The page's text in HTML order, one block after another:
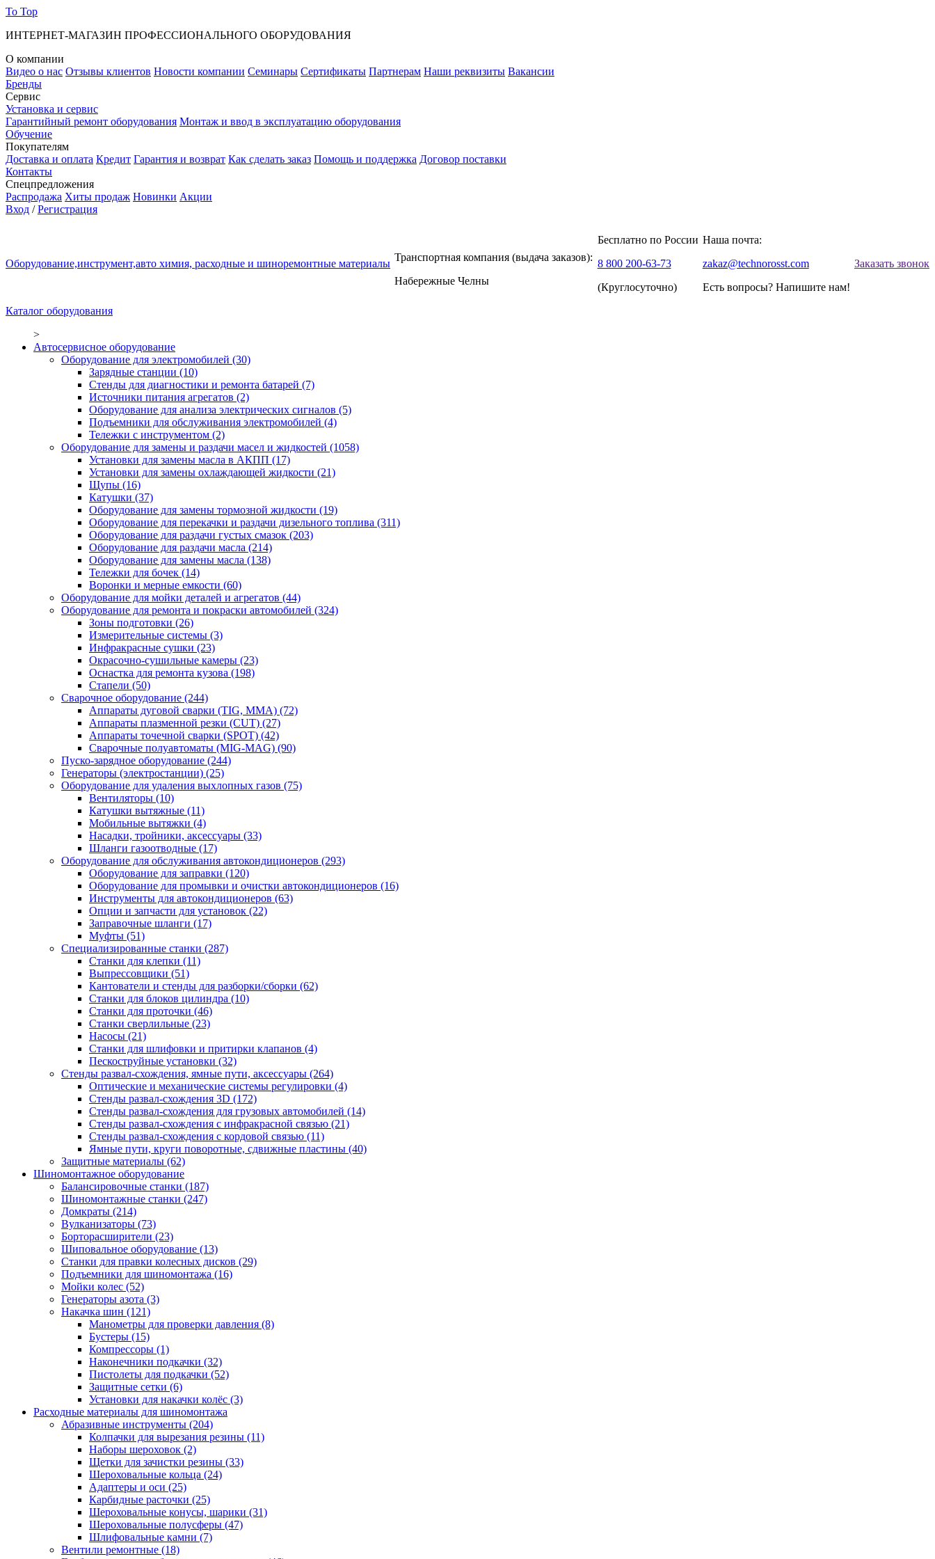
To Top
ИНТЕРНЕТ-МАГАЗИН ПРОФЕССИОНАЛЬНОГО ОБОРУДОВАНИЯ
О компании
Видео о нас Отзывы клиентов Новости компании Семинары Сертификаты Партнерам Наши реквизиты Вакансии
Бренды
Сервис
Установка и сервис
Гарантийный ремонт оборудования Монтаж и ввод в эксплуатацию оборудования
Обучение
Покупателям
Доставка и оплата Кредит Гарантия и возврат Как сделать заказ Помощь и поддержка Договор поставки
Контакты
Спецпредложения
Распродажа Хиты продаж Новинки Акции
Вход /Регистрация
Оборудование,инструмент,авто химия, расходные и шиноремонтные материалы
Транспортная компания (выдача заказов):
Набережные Челны
Бесплатно по России
8 800 200-63-73
(Круглосуточно)
Наша почта:
zakaz@technorosst.com
Есть вопросы? Напишите нам!
Заказать звонок
Каталог оборудования
>
Автосервисное оборудование
Оборудование для электромобилей (30)
Зарядные станции (10)
Стенды для диагностики и ремонта батарей (7)
Источники питания агрегатов (2)
Оборудование для анализа электрических сигналов (5)
Подъемники для обслуживания электромобилей (4)
Тележки с инструментом (2)
Оборудование для замены и раздачи масел и жидкостей (1058)
Установки для замены масла в АКПП (17)
Установки для замены охлаждающей жидкости (21)
Щупы (16)
Катушки (37)
Оборудование для замены тормозной жидкости (19)
Оборудование для перекачки и раздачи дизельного топлива (311)
Оборудование для раздачи густых смазок (203)
Оборудование для раздачи масла (214)
Оборудование для замены масла (138)
Тележки для бочек (14)
Воронки и мерные емкости (60)
Оборудование для мойки деталей и агрегатов (44)
Оборудование для ремонта и покраски автомобилей (324)
Зоны подготовки (26)
Измерительные системы (3)
Инфракрасные сушки (23)
Окрасочно-сушильные камеры (23)
Оснастка для ремонта кузова (198)
Стапели (50)
Сварочное оборудование (244)
Аппараты дуговой сварки (TIG, MMA) (72)
Аппараты плазменной резки (CUT) (27)
Аппараты точечной сварки (SPOT) (42)
Сварочные полуавтоматы (MIG-MAG) (90)
Пуско-зарядное оборудование (244)
Генераторы (электростанции) (25)
Оборудование для удаления выхлопных газов (75)
Вентиляторы (10)
Катушки вытяжные (11)
Мобильные вытяжки (4)
Насадки, тройники, аксессуары (33)
Шланги газоотводные (17)
Оборудование для обслуживания автокондиционеров (293)
Оборудование для заправки (120)
Оборудование для промывки и очистки автокондиционеров (16)
Инструменты для автокондиционеров (63)
Опции и запчасти для установок (22)
Заправочные шланги (17)
Муфты (51)
Специализированные станки (287)
Станки для клепки (11)
Выпрессовщики (51)
Кантователи и стенды для разборки/сборки (62)
Станки для блоков цилиндра (10)
Станки для проточки (46)
Станки сверлильные (23)
Насосы (21)
Станки для шлифовки и притирки клапанов (4)
Пескоструйные установки (32)
Стенды развал-схождения, ямные пути, аксессуары (264)
Оптические и механические системы регулировки (4)
Стенды развал-схождения 3D (172)
Стенды развал-схождения для грузовых автомобилей (14)
Стенды развал-схождения с инфракрасной связью (21)
Стенды развал-схождения с кордовой связью (11)
Ямные пути, круги поворотные, сдвижные пластины (40)
Защитные материалы (62)
Шиномонтажное оборудование
Балансировочные станки (187)
Шиномонтажные станки (247)
Домкраты (214)
Вулканизаторы (73)
Борторасширители (23)
Шиповальное оборудование (13)
Станки для правки колесных дисков (29)
Подъемники для шиномонтажа (16)
Мойки колес (52)
Генераторы азота (3)
Накачка шин (121)
Манометры для проверки давления (8)
Бустеры (15)
Компрессоры (1)
Наконечники подкачки (32)
Пистолеты для подкачки (52)
Защитные сетки (6)
Установки для накачки колёс (3)
Расходные материалы для шиномонтажа
Абразивные инструменты (204)
Колпачки для вырезания резины (11)
Наборы шероховок (2)
Щетки для зачистки резины (33)
Шероховальные кольца (24)
Адаптеры и оси (25)
Карбидные расточки (25)
Шероховальные конусы, шарики (31)
Шероховальные полусферы (47)
Шлифовальные камни (7)
Вентили ремонтные (18)